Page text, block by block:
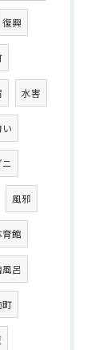
復興
水害
い
ニ
風邪
育館
風呂
町